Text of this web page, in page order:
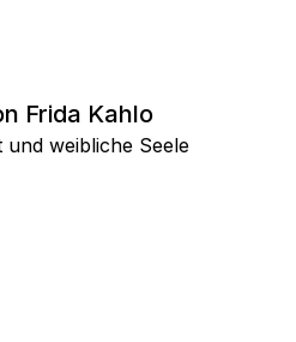
Frida Kahlo
weibliche Seele